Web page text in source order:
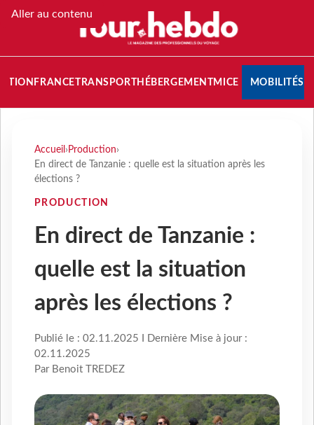
Aller au contenu
FRANCETRANSPORT HÉBERGEMENTMICE MOBILITÉS
Accueil › Production›
En direct de Tanzanie : quelle est la situation après les
élections ?
PRODUCTION
En direct de Tanzanie :
quelle est la situation
après les élections ?
Publié le : 02.11.2025 I Dernière Mise à jour :
02.11.2025
Par Benoit TREDEZ